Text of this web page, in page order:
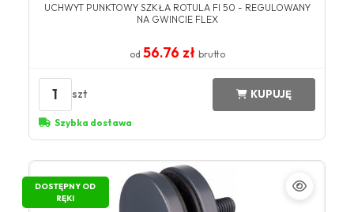
UCHWYT PUNKTOWY SZKŁA ROTULA FI 50 - REGULOWANY
NA GWINCIE FLEX
od 56.76 zł brutto
1 szt KUPUJĘ
Szybka dostawa
DOSTĘPNY OD
RĘKI